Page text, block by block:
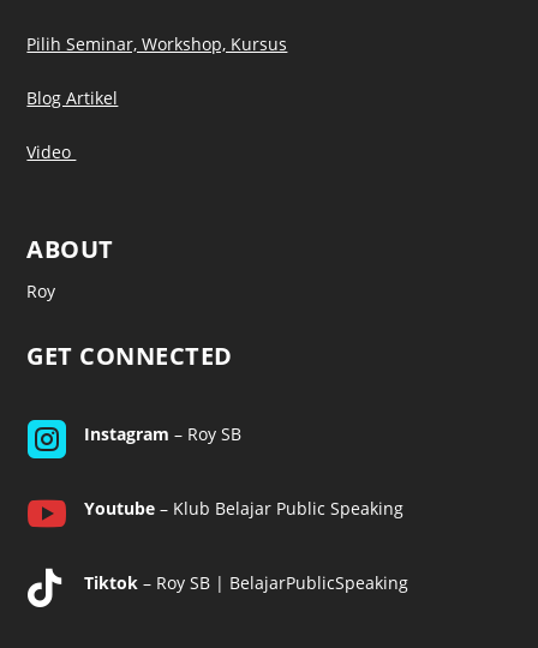
Pilih Seminar, Workshop, Kursus
Blog Artikel
Video
ABOUT
Roy
GET CONNECTED
 Instagram – Roy SB
 Youtube– Klub Belajar Public Speaking
 Tiktok– Roy SB | BelajarPublicSpeaking